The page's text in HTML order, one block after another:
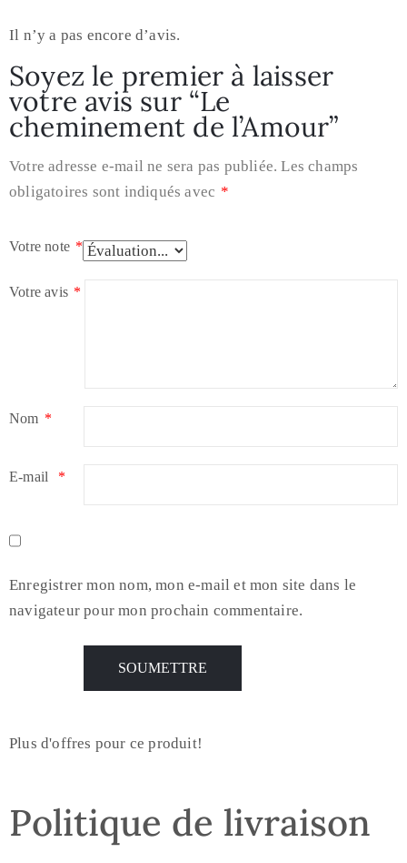
Il n’y a pas encore d’avis.
Soyez le premier à laisser
votre avis sur “Le
cheminement de l’Amour”
Votre adresse e-mail ne sera pas publiée. Les champs
obligatoires sont indiqués avec *
Votre note *
Votre avis *
Nom *
E-mail *
Enregistrer mon nom, mon e-mail et mon site dans le
navigateur pour mon prochain commentaire.
Plus d'offres pour ce produit!
Politique de livraison